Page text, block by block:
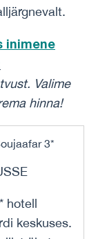
inimene
Valime
hinna!
3*
hotell
keskuses.